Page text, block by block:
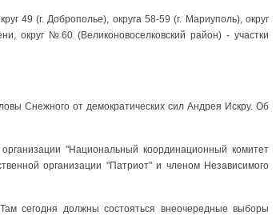
49 (г. Доброполье), округа 58-59 (г. Мариуполь), округ
округ №60 (Великоновоселковский район) - участки
Снежного от демократических сил Андрея Искру. Об
"Национальный координационный комитет
организации "Патриот" и членом Независимого
сегодня должны состояться внеочередные выборы